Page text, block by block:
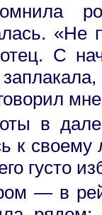
«Не
отец. С
в
к своему
густо
— в